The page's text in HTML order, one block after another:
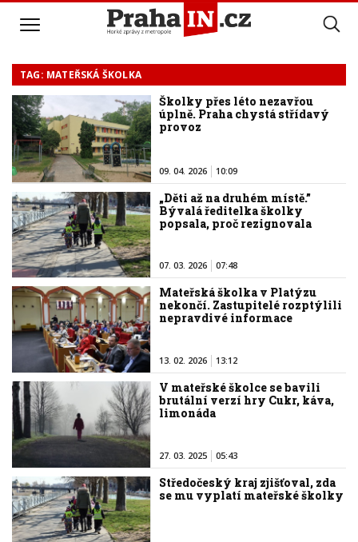
TAG: MATEŘSKÁ ŠKOLKA
Školky přes léto nezavřou
úplně. Praha chystá střídavý
provoz
09. 04. 2026 10:09
„Děti až na druhém místě.”
Bývalá ředitelka školky
popsala, proč rezignovala
07. 03. 2026 07:48
Mateřská školka v Platýzu
nekončí. Zastupitelé rozptýlili
nepravdivé informace
13. 02. 2026 13:12
V mateřské školce se bavili
brutální verzí hry Cukr, káva,
limonáda
27. 03. 2025 05:43
Středočeský kraj zjišťoval, zda
se mu vyplatí mateřské školky